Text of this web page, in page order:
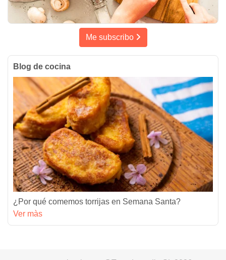
Me subscribo
Blog de cocina
¿Por qué comemos torrijas en Semana Santa?
Ver màs